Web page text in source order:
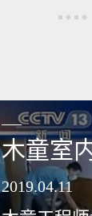
木童室
领健康
2019.04.11